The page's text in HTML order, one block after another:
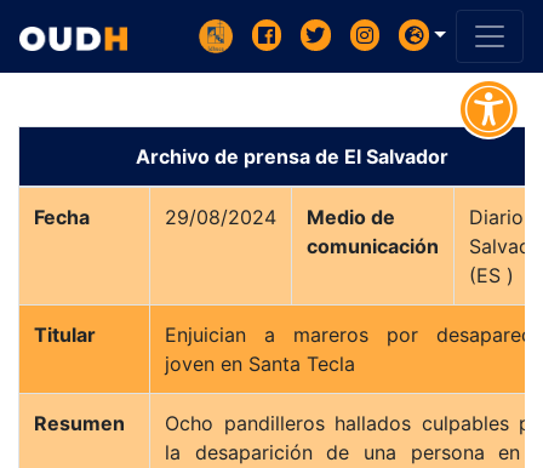
Archivo de prensa de El Salvador
Fecha 29/08/2024
Medio de
comunicación
Diario
(ES )
Titular
Enjuician a mareros por
joven en Santa Tecla
Resumen
Ocho pandilleros hallados culpables
la desaparición de una persona en